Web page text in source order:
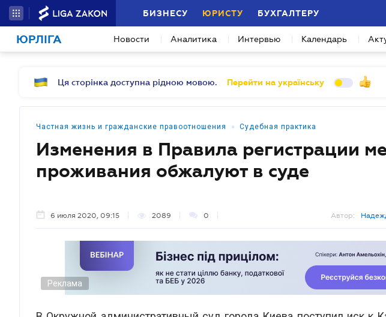
БИЗНЕСУ ЮРИСТУ БУХГАЛТЕРУ
ЮРЛІГА Новости Аналитика Интервью Календарь
Ця сторінка доступна рідною мовою. Перейти на українську
Частная жизнь и гражданские правоотношения • Судебная практика
Изменения в Правила регистрации
проживания обжалуют в суде
6 июля 2020, 09:15 2089 0 Автор:
Реклама